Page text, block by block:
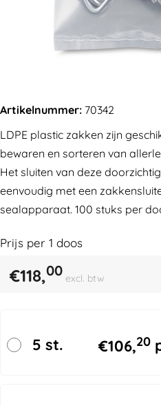
Artikelnummer: 70342
LDPE plastic zakken zijn
bewaren en sorteren van
Het sluiten van deze
eenvoudig met een
sealapparaat. 100 stuks per
Prijs per 1 doos
€118,00 excl. btw
5 st. €106,20